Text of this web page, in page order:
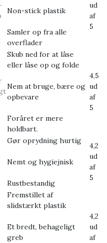
Non-stick plastik
Samler op fra alle
overflader
ud
af
5
Skub ned for at låse
eller låse op og folde
Nem at bruge, bære og
opbevare
Foråret er mere
holdbart.
4,5
ud
af
5
Gør oprydning hurtig
Nemt og hygiejnisk
Rustbestandig
4,2
ud
af
5
Fremstillet af
slidstærkt plastik
Et bredt, behageligt
greb
4,2
ud
af